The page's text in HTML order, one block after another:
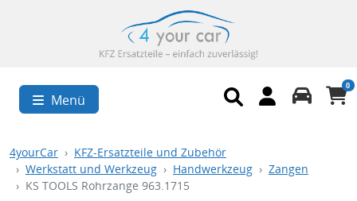
Menü
0
4yourCar
KFZ-Ersatzteile und Zubehör
Werkstatt und Werkzeug
Handwerkzeug
Zangen
KS TOOLS Rohrzange 963.1715